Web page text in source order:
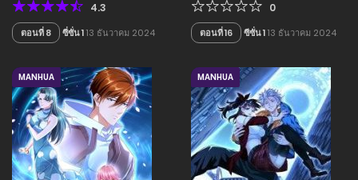
4.3
ตอนที่ 8 ซี่ซั่น 113 ธันวาคม 2024
0
ตอนที่ 16 ซีซั่น 113 ธันวาคม 2024
MANHUA MANHUA